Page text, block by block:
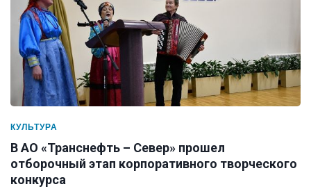
КУЛЬТУРА
В АО «Транснефть – Север» прошел
отборочный этап корпоративного творческого
конкурса